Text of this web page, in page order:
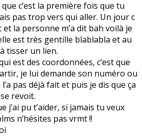
c’est la première fois que tu
pas trop vers qui aller. Un jour c
et la personne m’a dit bah voilà je
est très gentille blablabla et au
tisser un lien.
est des coordonnées, c’est que
je lui demande son numéro ou
pas déjà fait et puis je dis que ça
revoit.
j’ai pu t’aider, si jamais tu veux
n’hésites pas vrmt !!